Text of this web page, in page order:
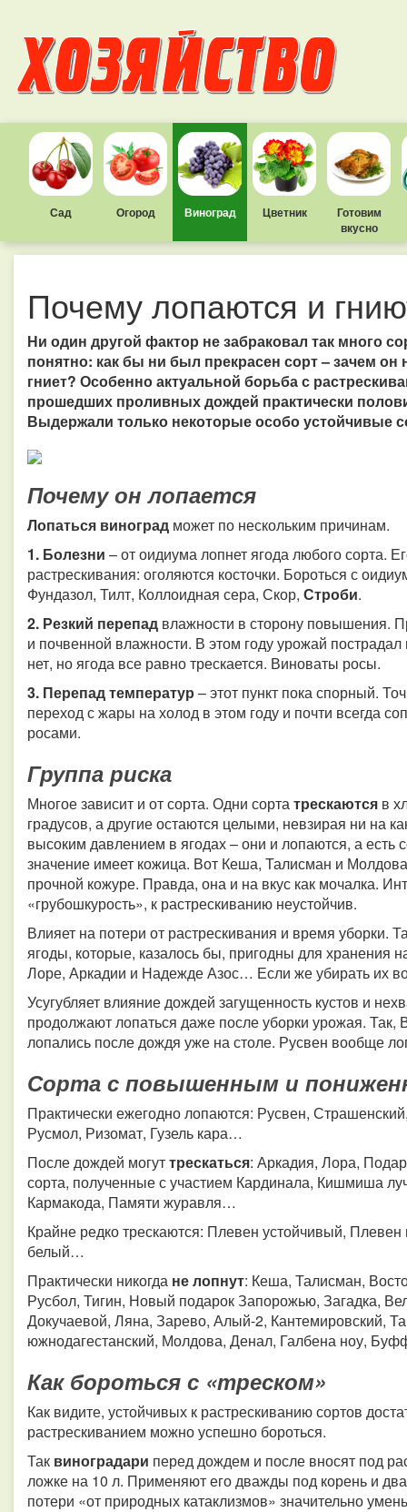
Сад Огород Виноград Цветник
Готовим
вкусно
Почему лопаются и
Ни один другой фактор не забраковал так много
понятно: как бы ни был прекрасен сорт – зачем
гниет? Особенно актуальной борьба с
прошедших проливных дождей практически
Выдержали только некоторые особо устойчивые
Почему он лопается
Лопаться виноград может по нескольким причинам.
1. Болезни – от оидиума лопнет ягода любого сорта.
растрескивания: оголяются косточки. Бороться с
Фундазол, Тилт, Коллоидная сера, Скор, Строби.
2. Резкий перепад влажности в сторону повышения.
и почвенной влажности. В этом году урожай
нет, но ягода все равно трескается. Виноваты росы.
3. Перепад температур – этот пункт пока спорный.
переход с жары на холод в этом году и почти всегда
росами.
Группа риска
Многое зависит и от сорта. Одни сортатрескаются в
градусов, а другие остаются целыми, невзирая ни на
высоким давлением в ягодах – они и лопаются, а есть
значение имеет кожица. Вот Кеша, Талисман и
прочной кожуре. Правда, она и на вкус как мочалка.
«грубошкурость», к растрескиванию неустойчив.
Влияет на потери от растрескивания и время уборки.
ягоды, которые, казалось бы, пригодны для хранения
Лоре, Аркадии и Надежде Азос… Если же убирать их
Усугубляет влияние дождей загущенность кустов и
продолжают лопаться даже после уборки урожая.
лопались после дождя уже на столе. Русвен вообще
Сорта с повышенным и
Практически ежегодно лопаются: Русвен,
Русмол, Ризомат, Гузель кара…
После дождей могуттрескаться: Аркадия, Лора,
сорта, полученные с участием Кардинала, Кишмиша
Кармакода, Памяти журавля…
Крайне редко трескаются: Плевен устойчивый,
белый…
Практически никогда не лопнут: Кеша, Талисман,
Русбол, Тигин, Новый подарок Запорожью, Загадка,
Докучаевой, Ляна, Зарево, Алый-2, Кантемировский,
южнодагестанский, Молдова, Денал, Галбена ноу,
Как бороться с «треском»
Как видите, устойчивых к растрескиванию сортов
растрескиванием можно успешно бороться.
Так виноградари перед дождем и после вносят под
ложке на 10 л. Применяют его дважды под корень и
потери «от природных катаклизмов» значительно